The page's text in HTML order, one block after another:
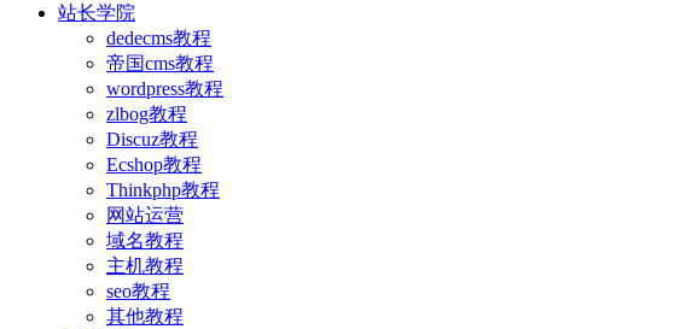
站长学院
dedecms教程
帝国cms教程
wordpress教程
zlbog教程
Discuz教程
Ecshop教程
Thinkphp教程
网站运营
域名教程
主机教程
seo教程
其他教程